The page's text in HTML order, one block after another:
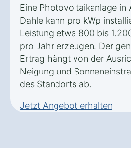
Eine Photovoltaikanlage in
Dahle kann pro kWp
Leistung etwa 800 bis
pro Jahr erzeugen. Der
Ertrag hängt von der
Neigung und
des Standorts ab.
Jetzt Angebot erhalten